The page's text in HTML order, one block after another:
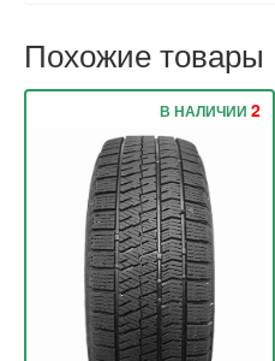
Похожие товары
В НАЛИЧИИ2